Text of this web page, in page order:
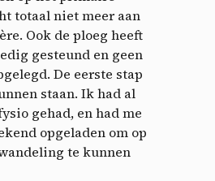
totaal niet meer aan
Ook de ploeg heeft
gesteund en geen
De eerste stap
staan. Ik had al
gehad, en had me
opgeladen om op
te kunnen